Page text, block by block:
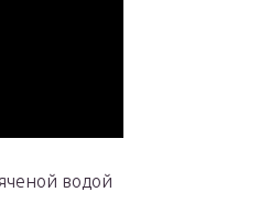
водой